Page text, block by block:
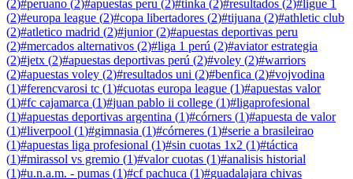
(2)#peruano (2)#apuestas peru (2)#tinka (2)#resultados (2)#ligue 1
(2)#europa league (2)#copa libertadores (2)#tijuana (2)#athletic club
(2)#atletico madrid (2)#junior(2)#apuestas deportivas peru
(2)#mercados alternativos (2)#liga 1 perú (2)#aviator estrategia
(2)#jetx (2)#apuestas deportivas perú (2)#voley (2)#warriors
(2)#apuestas voley (2)#resultados uni (2)#benfica (2)#vojvodina
(1)#ferencvarosi tc (1)#cuotas europa league (1)#apuestas valor
(1)#fc cajamarca (1)#juan pablo ii college (1)#ligaprofesional
(1)#apuestas deportivas argentina (1)#córners (1)#apuesta de valor
(1)#liverpool (1)#gimnasia (1)#córneres (1)#serie a brasileirao
(1)#apuestas liga profesional (1)#sin cuotas 1x2 (1)#táctica
(1)#mirassol vs gremio (1)#valor cuotas (1)#analisis historial
(1)#u.n.a.m. - pumas (1)#cf pachuca (1)#guadalajara chivas